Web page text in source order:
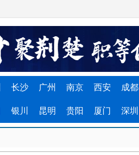
长沙 广州 南京 西安 成都
银川 昆明 贵阳 厦门 深圳